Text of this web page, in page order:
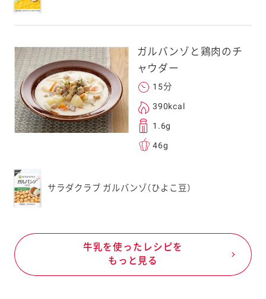
ガルバンゾと鶏肉のチ
ャウダー
15分
390kcal
1.6g
46g
サラダクラブ ガルバンゾ（ひよこ豆）
牛乳を使ったレシピを
もっと見る